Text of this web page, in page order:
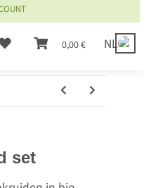
0,00 € NL
set